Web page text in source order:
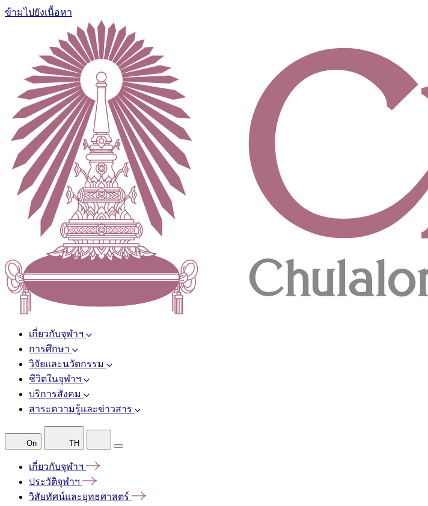
ข้ามไปยังเนื้อหา
เกี่ยวกับจุฬาฯ
การศึกษา
วิจัยและนวัตกรรม
ชีวิตในจุฬาฯ
บริการสังคม
สาระความรู้และข่าวสาร
On TH
เกี่ยวกับจุฬาฯ
ประวัติจุฬาฯ
วิสัยทัศน์และยุทธศาสตร์